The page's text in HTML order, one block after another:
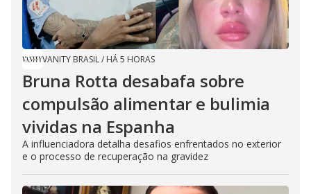
VANITY BRASIL/ HÁ 5 HORAS
Bruna Rotta desabafa sobre
compulsão alimentar e bulimia
vividas na Espanha
A influenciadora detalha desafios enfrentados no exterior
e o processo de recuperação na gravidez